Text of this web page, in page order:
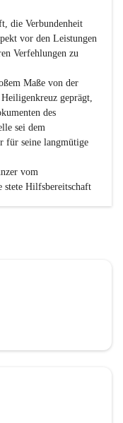
die Verbundenheit
vor den Leistungen
Verfehlungen zu
Maße von der
geprägt,
des
sei dem
für seine langmütige
vom
stete Hilfsbereitschaft
kleinen
Informationen und
zum Gesamtbild
zeitgerecht für das
mag um Nachsicht
der eine oder
ihren
und Gewissen